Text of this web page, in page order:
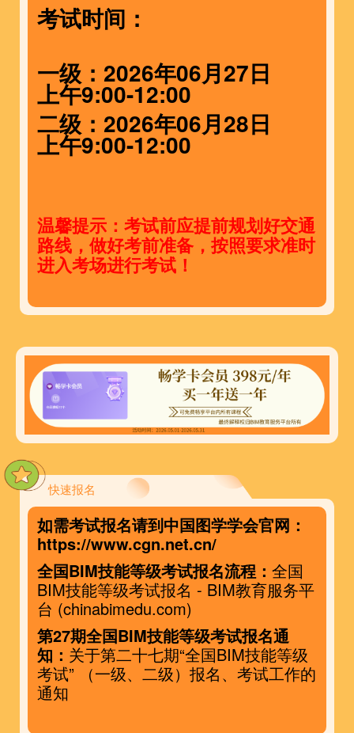
考试时间：
一级：2026年06月27日
上午9:00-12:00
二级：2026年06月28日
上午9:00-12:00
温馨提示：考试前应提前规划好交通
路线，做好考前准备，按照要求准时
进入考场进行考试！
快速报名
如需考试报名请到中国图学学会官网：
https://www.cgn.net.cn/
全国BIM技能等级考试报名流程： 全国
BIM技能等级考试报名 - BIM教育服务平
台 (chinabimedu.com)
第27期全国BIM技能等级考试报名通
知： 关于第二十七期“全国BIM技能等级
考试” （一级、二级）报名、考试工作的
通知